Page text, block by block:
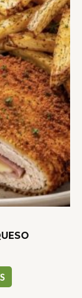
Este
producto